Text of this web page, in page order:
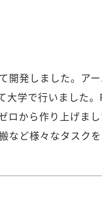
開発しました。ア
大学で行いました
から作り上げま
ど様々なタスクを